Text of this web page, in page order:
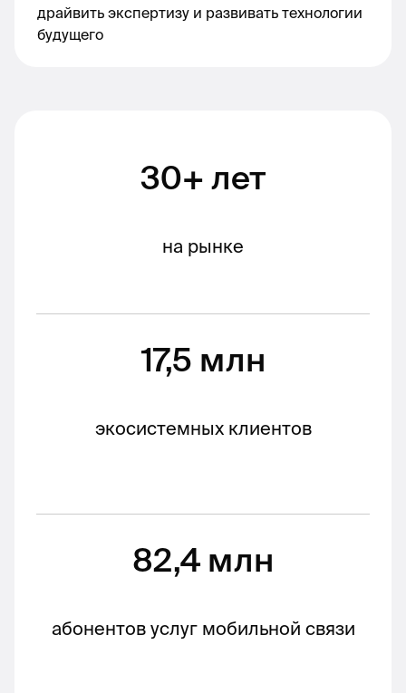
драйвить экспертизу и развивать технологии
будущего
30+ лет
на рынке
17,5 млн
экосистемных клиентов
82,4 млн
абонентов услуг мобильной связи